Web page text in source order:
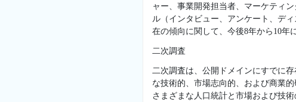
ャー、事業開発担当者、マーケティ
ル（インタビュー、アンケート、デ
在の傾向に関して、今後8年から10年
二次調査
二次調査は、公開ドメインにすでに
な技術的、市場志向的、および商業
さまざまな人口統計と市場および技